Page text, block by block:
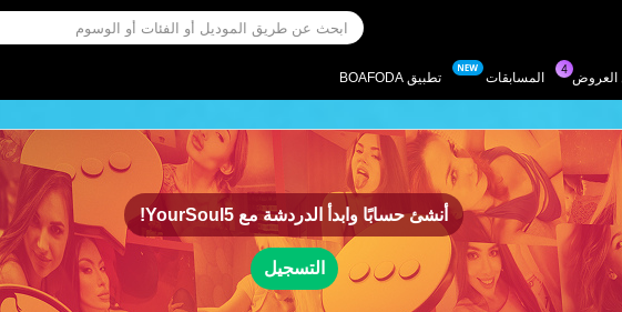
العروض المسابقات تطبيق BOAFODA
أنشئ حسابًا وابدأ الدردشة مع YourSoul5!
التسجيل